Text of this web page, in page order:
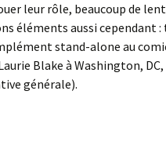
leur rôle, beaucoup de
éléments aussi cependant
stand-alone au
Blake à Washington,
générale).